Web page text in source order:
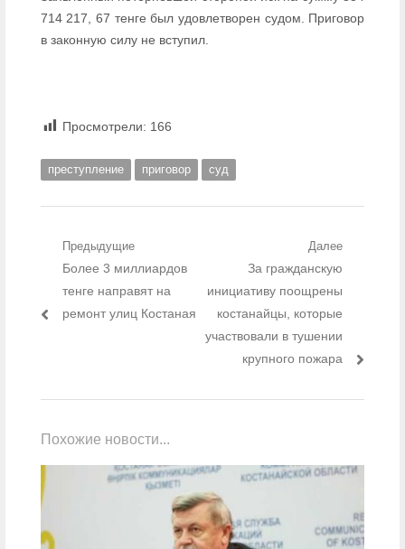
714​ 217, 67 тенге был удовлетворен судом. Приговор
в законную силу не вступил.
Просмотрели: 166
преступление приговор суд
Навигация по записям
Предыдущие
Предыдущий пост:
Более 3 миллиардов
тенге направят на
ремонт улиц Костаная
Далее
Следующий пост:
За гражданскую
инициативу поощрены
костанайцы, которые
участвовали в тушении
крупного пожара
Похожие новости...